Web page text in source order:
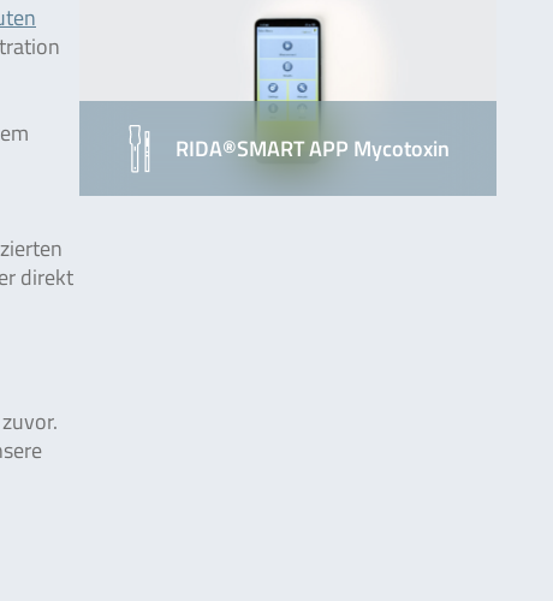
direkt
RIDA®SMART APP Mycotoxin